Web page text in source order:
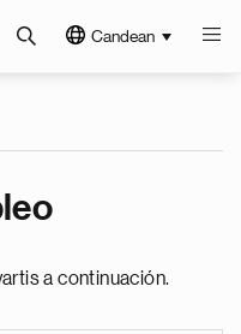
Candean
a continuación.